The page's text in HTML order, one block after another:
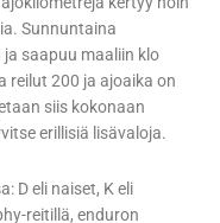
Sunnuntaina
saapuu maaliin klo
reilut 200 ja ajoaika on
siis kokonaan
erillisiä lisävaloja.
D eli naiset, K eli
reitillä, enduron